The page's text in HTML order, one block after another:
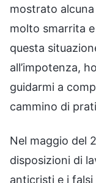
mostrato
molto smarrita
questa
all’impotenza,
guidarmi a
cammino di
Nel maggio del
disposizioni di
anticristi e i